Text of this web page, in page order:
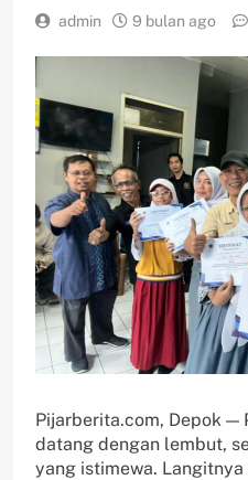
admin 9 bulan ago
Pijarberita.com, Depok —
datang dengan lembut,
yang istimewa.